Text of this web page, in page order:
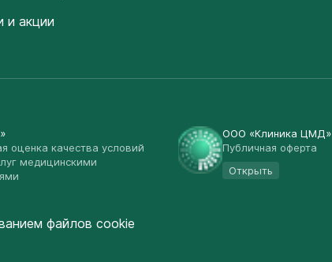
и акции
оценка качества условий
медицинскими
ООО «Клиника ЦМД»
Публичная оферта
Открыть
файлов cookie